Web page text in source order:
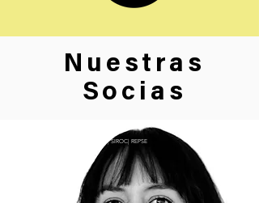
Seguridad Social | Derecho Laboral | SIROC| REPSE
Nuestras
Socias